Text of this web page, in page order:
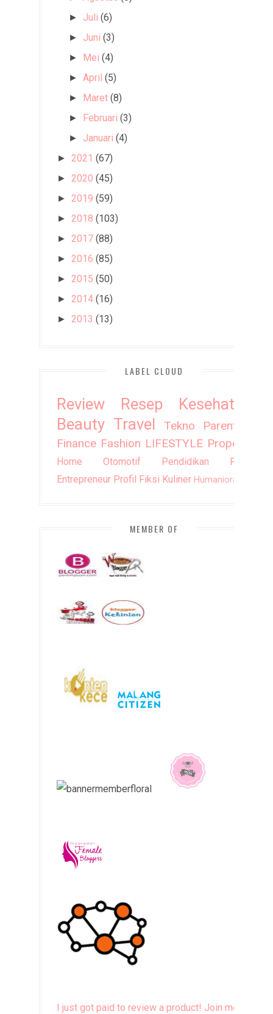
► Juli (6)
► Juni (3)
► Mei (4)
►April (5)
► Maret (8)
► Februari (3)
► Januari (4)
► 2021 (67)
► 2020 (45)
► 2019 (59)
► 2018 (103)
► 2017 (88)
► 2016 (85)
► 2015 (50)
► 2014 (16)
► 2013 (13)
LABEL CLOUD
Review Resep
Kesehatan
Beauty Travel Tekno
Parenting
Finance Fashion LIFESTYLE Property
Home Otomotif Pendidikan
Puisi
Entrepreneur Profil Fiksi Kuliner Humaniora
MEMBER OF
I just got paid to review a product! Join me